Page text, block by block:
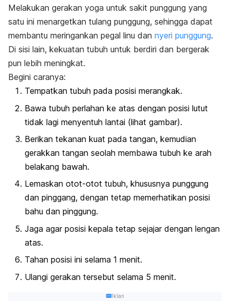
Melakukan gerakan yoga untuk sakit punggung yang
satu ini menargetkan tulang punggung, sehingga dapat
membantu meringankan pegal linu dan nyeri punggung.
Di sisi lain, kekuatan tubuh untuk berdiri dan bergerak
pun lebih meningkat.
Begini caranya:
Tempatkan tubuh pada posisi merangkak.
Bawa tubuh perlahan ke atas dengan posisi lutut
tidak lagi menyentuh lantai (lihat gambar).
Berikan tekanan kuat pada tangan, kemudian
gerakkan tangan seolah membawa tubuh ke arah
belakang bawah.
Lemaskan otot-otot tubuh, khususnya punggung
dan pinggang, dengan tetap memerhatikan posisi
bahu dan pinggung.
Jaga agar posisi kepala tetap sejajar dengan lengan
atas.
Tahan posisi ini selama 1 menit.
Ulangi gerakan tersebut selama 5 menit.
Iklan